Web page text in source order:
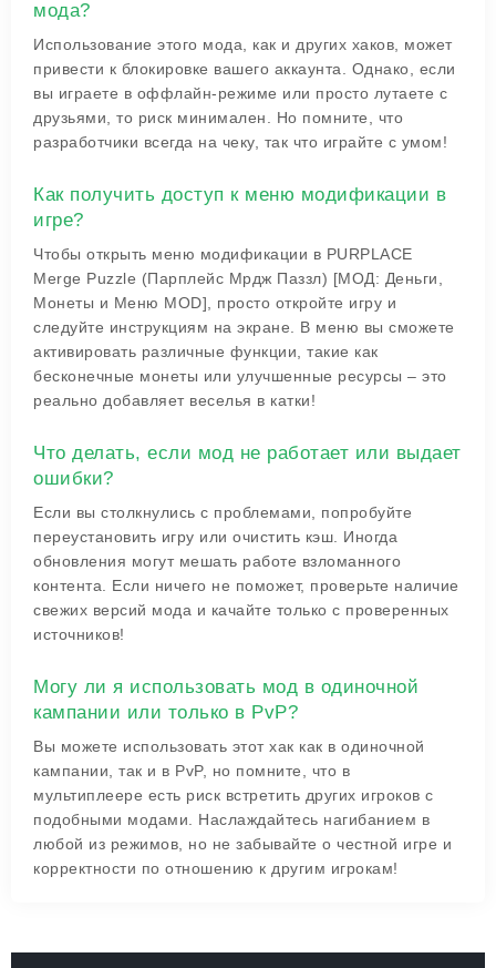
мода?
Использование этого мода, как и других хаков, может
привести к блокировке вашего аккаунта. Однако, если
вы играете в оффлайн-режиме или просто лутаете с
друзьями, то риск минимален. Но помните, что
разработчики всегда на чеку, так что играйте с умом!
Как получить доступ к меню модификации в
игре?
Чтобы открыть меню модификации в PURPLACE
Merge Puzzle (Парплейс Мрдж Паззл) [МОД: Деньги,
Монеты и Меню MOD], просто откройте игру и
следуйте инструкциям на экране. В меню вы сможете
активировать различные функции, такие как
бесконечные монеты или улучшенные ресурсы – это
реально добавляет веселья в катки!
Что делать, если мод не работает или выдает
ошибки?
Если вы столкнулись с проблемами, попробуйте
переустановить игру или очистить кэш. Иногда
обновления могут мешать работе взломанного
контента. Если ничего не поможет, проверьте наличие
свежих версий мода и качайте только с проверенных
источников!
Могу ли я использовать мод в одиночной
кампании или только в PvP?
Вы можете использовать этот хак как в одиночной
кампании, так и в PvP, но помните, что в
мультиплеере есть риск встретить других игроков с
подобными модами. Наслаждайтесь нагибанием в
любой из режимов, но не забывайте о честной игре и
корректности по отношению к другим игрокам!